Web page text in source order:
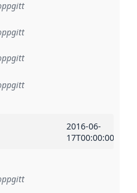
2016-06-
17T00:00:00Z
til ei implementeringsregel eller